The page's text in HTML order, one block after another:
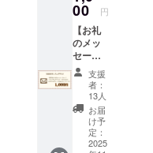
00 円
【お礼
のメッ
セージ
＋オリ
ジナル
ステッ
カー】
感謝の
気持ち
を込め
支援
者：
13人
お届
け予
定：
2025